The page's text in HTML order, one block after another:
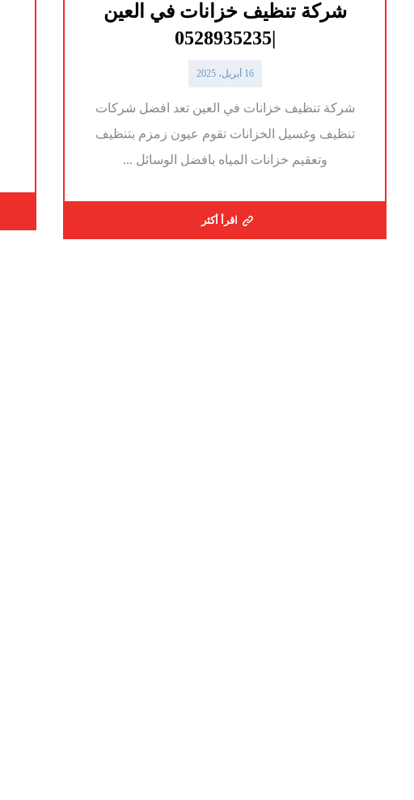
شركة تنظيف خزانات في العين
|0528935235
16 أبريل، 2025
شركة تنظيف خزانات في العين تعد افضل شركات
تنظيف وغسيل الخزانات تقوم عيون زمزم بتنظيف
وتعقيم خزانات المياه بافضل الوسائل ...
اقرأ أكثر